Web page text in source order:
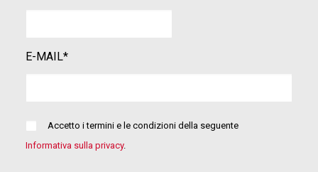
E-MAIL*
Accetto i termini e le condizioni della seguente
Informativa sulla privacy.